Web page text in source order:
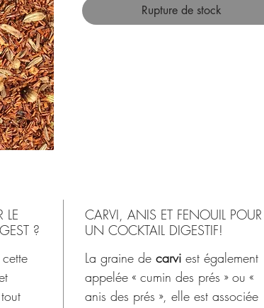
Rupture de stock
LE
?
CARVI, ANIS ET FENOUIL POUR
UN COCKTAIL DIGESTIF!
La graine de carvi est également
appelée « cumin des prés » ou «
anis des prés », elle est associée